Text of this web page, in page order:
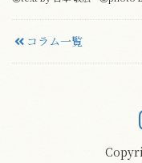
コラム一覧